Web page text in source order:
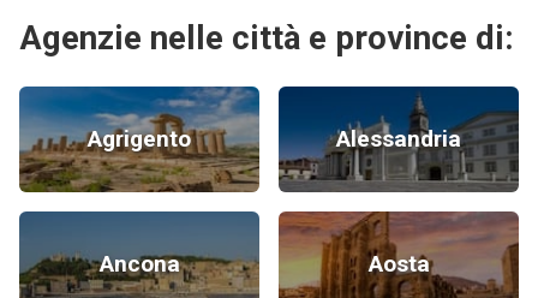
Agenzie nelle città e province di:
Agrigento Alessandria
Ancona Aosta